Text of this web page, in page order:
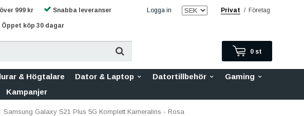
Logga in Privat / Företag
999 kr Snabba leveranser
Öppet köp 30 dagar
0 st
& Högtalare Dator & Laptop Datortillbehör
Gaming
Kampanjer
Samsung Galaxy S21 Plus 5G Komplett Kameralins - Rosa